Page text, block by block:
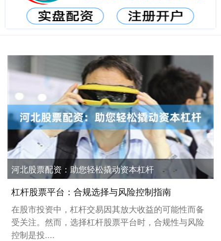
河北股票配资：助您轻松撬动资本杠杆
杠杆股票平台：合规选择与风险控制指南
在股市投资中，杠杆交易因其放大收益的可能性而备
受关注。然而，选择杠杆股票平台时，合规性与风险
控制是投....